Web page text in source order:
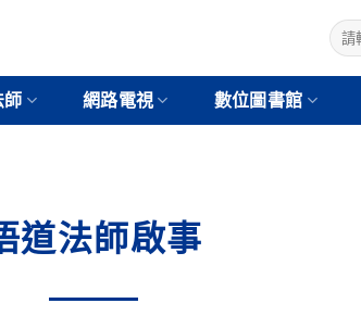
師 網路電視 數位圖書館
道法師啟事